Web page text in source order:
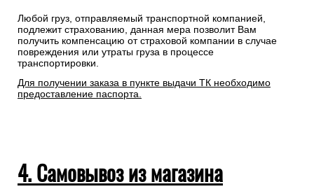
Любой груз, отправляемый транспортной компанией,
подлежит страхованию, данная мера позволит Вам
получить компенсацию от страховой компании в случае
повреждения или утраты груза в процессе
транспортировки.
Для получении заказа в пункте выдачи ТК необходимо
предоставление паспорта.
4. Самовывоз из магазина